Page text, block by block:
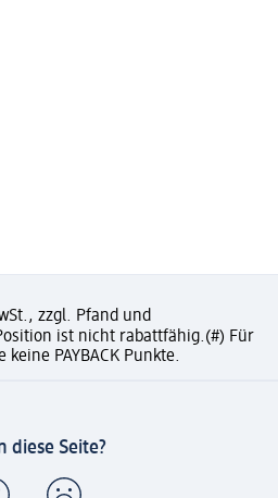
zzgl. Pfand und
ist nicht rabattfähig.(#) Für
PAYBACK Punkte.
diese Seite?